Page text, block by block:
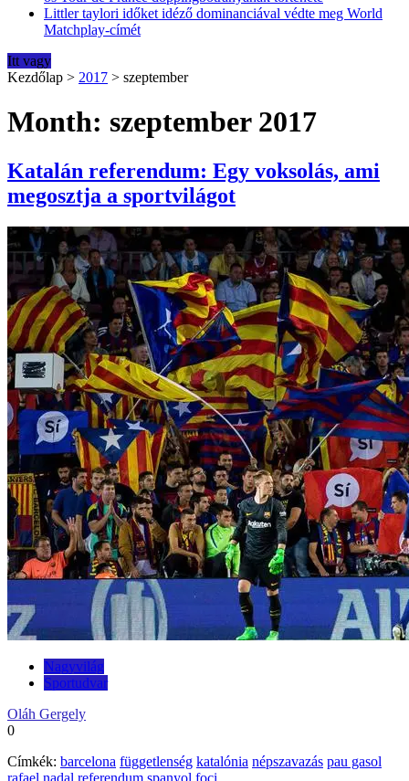
Littler taylori időket idéző dominanciával védte meg World
Matchplay-címét
Itt vagy
Kezdőlap > 2017 > szeptember
Month: szeptember 2017
Katalán referendum: Egy voksolás, ami
megosztja a sportvilágot
Nagyvilág
Sportudvar
Oláh Gergely
0
Címkék: barcelona függetlenség katalónia népszavazás pau gasol
rafael nadal referendum spanyol foci